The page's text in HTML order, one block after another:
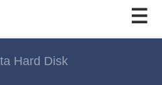
Hard Disk